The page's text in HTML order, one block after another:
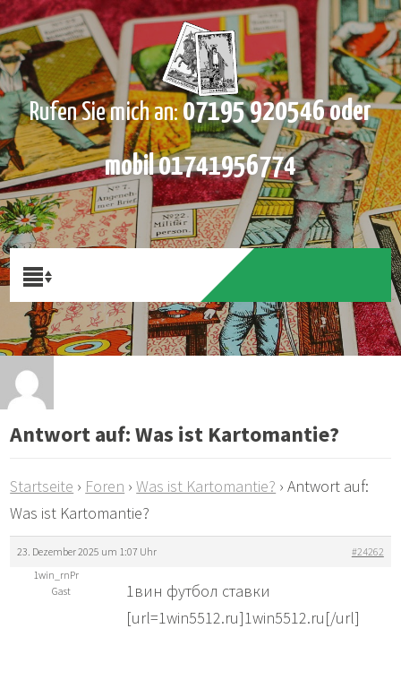
Rufen Sie mich an:07195 920546 oder
mobil 01741956774
Antwort auf: Was ist Kartomantie?
Startseite › Foren › Was ist Kartomantie? › Antwort auf:
Was ist Kartomantie?
23. Dezember 2025 um 1:07 Uhr
#24262
1win_rnPr
Gast
1вин футбол ставки
[url=1win5512.ru]1win5512.ru[/url]